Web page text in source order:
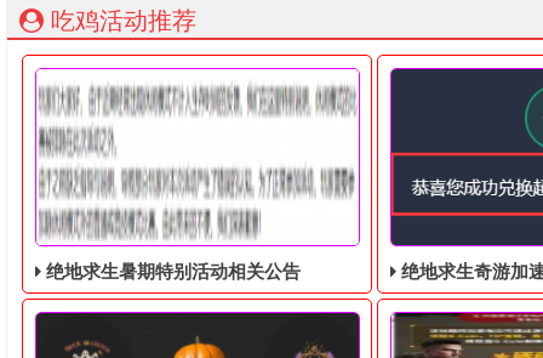
吃鸡活动推荐
绝地求生暑期特别活动相关公告 绝地求生奇游加速器免